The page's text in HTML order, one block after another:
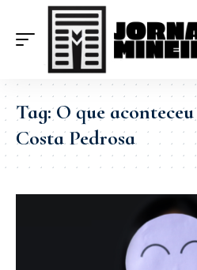
Tag:O que
Costa Pedrosa